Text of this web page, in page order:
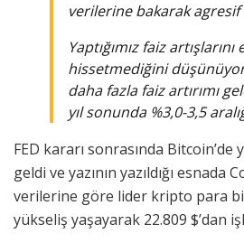
verilerine bakarak agresif
Yaptığımız faiz
hissetmediğini
daha fazla faiz artırımı
yıl sonunda %3,0-3,5
FED kararı sonrasında Bitcoin’de
geldi ve yazının yazıldığı esnada
verilerine göre lider kripto para
yükseliş yaşayarak 22.809 $’dan